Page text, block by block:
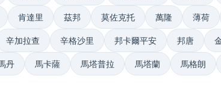
肯達里 茲邦 莫佐克托 萬隆 薄荷
辛加拉查 辛格沙里 邦卡爾平安 邦唐
丹 馬卡薩 馬塔普拉 馬塔蘭 馬格朗